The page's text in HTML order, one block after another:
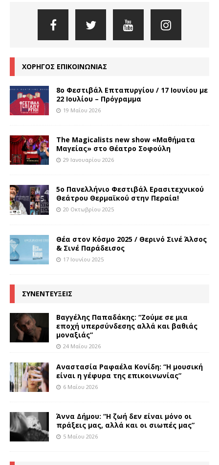
ΧΟΡΗΓΟΣ ΕΠΙΚΟΙΝΩΝΙΑΣ
8o Φεστιβάλ Επταπυργίου / 17 Ιουνίου με
22 Ιουλίου – Πρόγραμμα
19 Μαΐου 2026
The Magicalists new show «Μαθήματα
Μαγείας» στο Θέατρο Σοφούλη
29 Ιανουαρίου 2026
5ο Πανελλήνιο Φεστιβάλ Ερασιτεχνικού
Θεάτρου Θερμαϊκού στην Περαία!
20 Οκτωβρίου 2025
Θέα στον Κόσμο 2025 / Θερινό Σινέ Άλσος
& Σινέ Παράδεισος
17 Ιουνίου 2025
ΣΥΝΕΝΤΕΥΞΕΙΣ
Βαγγέλης Παπαδάκης: “Ζούμε σε μια
εποχή υπερσύνδεσης αλλά και βαθιάς
μοναξιάς”
24 Μαΐου 2026
Αναστασία Ραφαέλα Κονίδη: “Η μουσική
είναι η γέφυρα της επικοινωνίας”
6 Μαΐου 2026
Άννα Δήμου: “Η ζωή δεν είναι μόνο οι
πράξεις μας, αλλά και οι σιωπές μας”
5 Μαΐου 2026